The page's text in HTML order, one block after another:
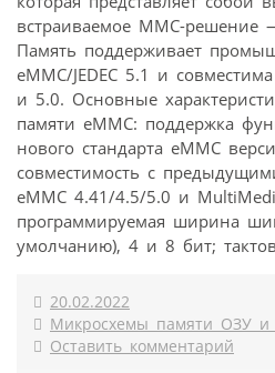
встраиваемое MMC-решение
Память поддерживает
eMMC/JEDEC 5.1 и
и 5.0. Основные
памяти eMMC: поддержка
нового стандарта eMMC
совместимость с
eMMC 4.41/4.5/5.0 и
программируемая ширина
умолчанию), 4 и 8 бит;
20.02.2022
Микросхемы памяти ОЗУ
Оставить комментарий